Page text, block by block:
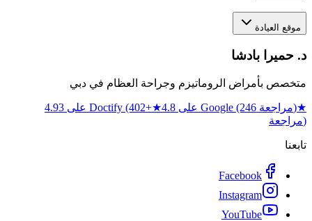
موقع العيادة
د. حميرا بادشا
متخصص بأمراض الروماتيزم وجراحة العظام في دبي
★4.8 على Google (246 مراجعة) ★
4.93 على Doctify (402+
مراجعة)
تابعنا
Facebook
Instagram
YouTube